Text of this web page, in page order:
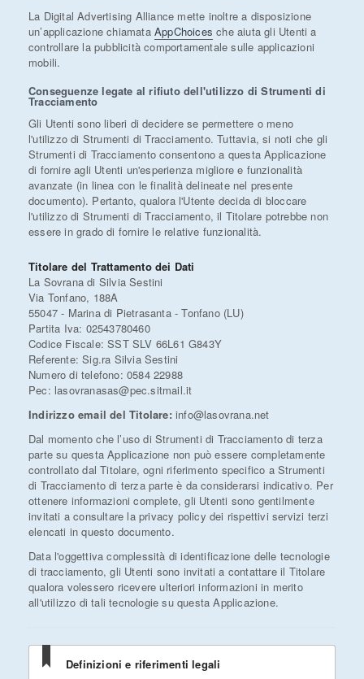
La Digital Advertising Alliance mette inoltre a disposizione
un’applicazione chiamata AppChoices che aiuta gli Utenti a
controllare la pubblicità comportamentale sulle applicazioni
mobili.
Conseguenze legate al rifiuto dell'utilizzo di Strumenti di
Tracciamento
Gli Utenti sono liberi di decidere se permettere o meno
l'utilizzo di Strumenti di Tracciamento. Tuttavia, si noti che gli
Strumenti di Tracciamento consentono a questa Applicazione
di fornire agli Utenti un'esperienza migliore e funzionalità
avanzate (in linea con le finalità delineate nel presente
documento). Pertanto, qualora l'Utente decida di bloccare
l'utilizzo di Strumenti di Tracciamento, il Titolare potrebbe non
essere in grado di fornire le relative funzionalità.
Titolare del Trattamento dei Dati
La Sovrana di Silvia Sestini
Via Tonfano, 188A
55047 - Marina di Pietrasanta - Tonfano (LU)
Partita Iva: 02543780460
Codice Fiscale: SST SLV 66L61 G843Y
Referente: Sig.ra Silvia Sestini
Numero di telefono: 0584 22988
Pec: lasovranasas@pec.sitmail.it
Indirizzo email del Titolare: info@lasovrana.net
Dal momento che l’uso di Strumenti di Tracciamento di terza
parte su questa Applicazione non può essere completamente
controllato dal Titolare, ogni riferimento specifico a Strumenti
di Tracciamento di terza parte è da considerarsi indicativo. Per
ottenere informazioni complete, gli Utenti sono gentilmente
invitati a consultare la privacy policy dei rispettivi servizi terzi
elencati in questo documento.
Data l'oggettiva complessità di identificazione delle tecnologie
di tracciamento, gli Utenti sono invitati a contattare il Titolare
qualora volessero ricevere ulteriori informazioni in merito
all'utilizzo di tali tecnologie su questa Applicazione.
Definizioni e riferimenti legali